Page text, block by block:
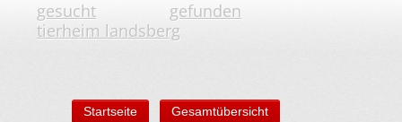
gesucht
gefunden
tierheim landsberg
Startseite Gesamtübersicht